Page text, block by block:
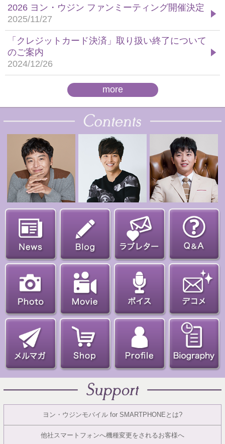
2026 ヨン・ウジン ファンミーティング開催決定
2025/11/27
「クレジットカード決済」取り扱い終了について
のご案内
2024/12/26
more
ヨン・ウジンモバイル for SMARTPHONEとは?
他社スマートフォンへ機種変更をされるお客様へ